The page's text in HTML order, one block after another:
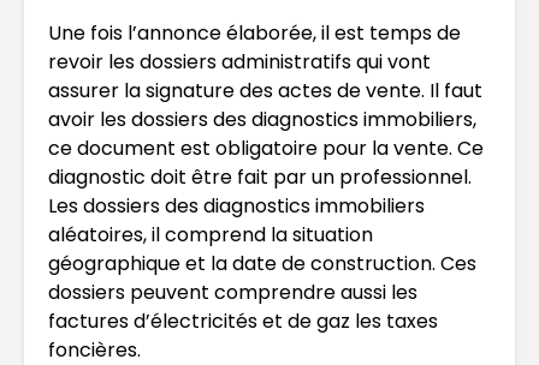
Une fois l’annonce élaborée, il est temps de
revoir les dossiers administratifs qui vont
assurer la signature des actes de vente. Il faut
avoir les dossiers des diagnostics immobiliers,
ce document est obligatoire pour la vente. Ce
diagnostic doit être fait par un professionnel.
Les dossiers des diagnostics immobiliers
aléatoires, il comprend la situation
géographique et la date de construction. Ces
dossiers peuvent comprendre aussi les
factures d’électricités et de gaz les taxes
foncières.